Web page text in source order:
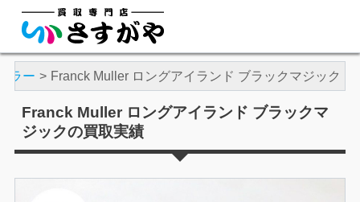
ラー Franck Muller ロングアイランド ブラックマジック
Franck Muller ロングアイランド ブラックマ
ジックの買取実績